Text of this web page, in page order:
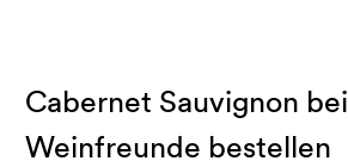
Cabernet Sauvignon bei
Weinfreunde bestellen